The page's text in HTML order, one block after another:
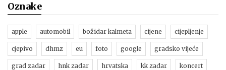
Oznake
apple automobil božidar kalmeta cijene cijepljenje
cjepivo dhmz eu foto google gradsko vijeće
grad zadar hnk zadar hrvatska kk zadar koncert